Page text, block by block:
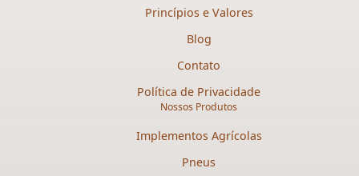
Princípios e Valores
Blog
Contato
Política de Privacidade
Nossos Produtos
Implementos Agrícolas
Pneus